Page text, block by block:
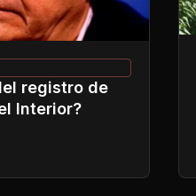
registro de
Interior?